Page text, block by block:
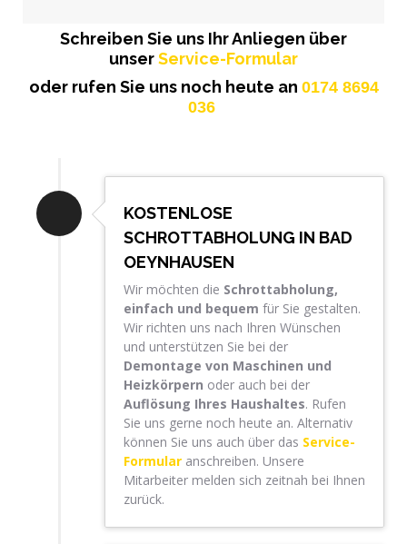
Schreiben Sie uns Ihr Anliegen über
unserService-Formular
oder rufen Sie uns noch heute an 0174 8694
036
KOSTENLOSE
SCHROTTABHOLUNG IN BAD
OEYNHAUSEN
Wir möchten die Schrottabholung,
einfach und bequem für Sie gestalten.
Wir richten uns nach Ihren Wünschen
und unterstützen Sie bei der
Demontage von Maschinen und
Heizkörpern oder auch bei der
Auflösung Ihres Haushaltes. Rufen
Sie uns gerne noch heute an. Alternativ
können Sie uns auch über das Service-
Formular anschreiben. Unsere
Mitarbeiter melden sich zeitnah bei Ihnen
zurück.